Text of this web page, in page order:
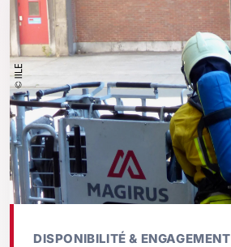
DISPONIBILITÉ & ENGAGEMENT